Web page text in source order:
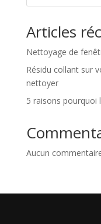
Articles
Nettoyage de
Résidu collant sur
nettoyer
5 raisons pourquoi
Aucun